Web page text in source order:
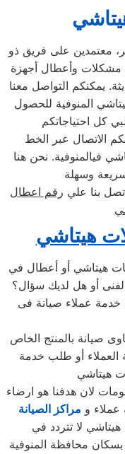
معتمدين على فريق ذو
مشكلات وأعطال أجهزة
يمكنكم التواصل معنا
المنوفية للحصول
الاتصال عبر الخط
فيالمنوفية. نحن هنا
بنا علي رقم اعطال
هيتاشي
هيتاشي أو أعطال في
أو هل لديك سؤال؟
خدمة عملاء صيانة فى
صيانة بالمنتج الخاص
العملاء أو طلب خدمة
لان هدفنا هو ارضاء
عملاء و مراكز الصيانة
لا تتردد في
محافظة المنوفية